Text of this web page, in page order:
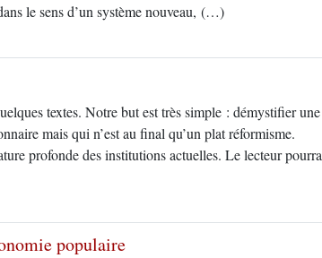
le sens d’un système nouveau, (…)
textes. Notre but est très simple : démystifier une
mais qui n’est au final qu’un plat réformisme.
profonde des institutions actuelles. Le lecteur pourra
populaire